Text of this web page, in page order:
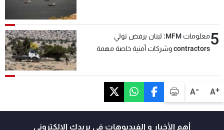
A+
A-
5
معلومات MFM: لبنان يرفض تولي
contractors وشركات أمنية خاصة مهمة
أهم الأخبار و الفيديوهات في بريدك الالكتروني